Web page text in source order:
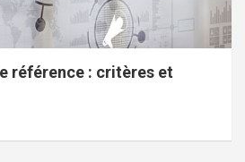
référence : critères et